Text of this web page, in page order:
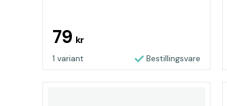
79 kr
1 variant Bestillingsvare